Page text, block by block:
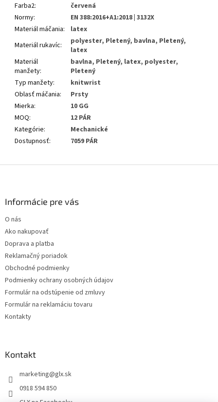
Farba2:
červená
Normy:
EN 388:2016+A1:2018 | 3132X
Materiál máčania:
latex
Materiál rukavíc:
polyester, Pletený, bavlna, Pletený,
latex
Materiál
manžety:
bavlna, Pletený, latex, polyester,
Pletený
Typ manžety:
knitwrist
Oblasť máčania:
Prsty
Mierka:
10 GG
MOQ:
12 PÁR
Kategórie:
Mechanické
Dostupnosť: 7059 PÁR
Informácie pre vás
O nás
Ako nakupovať
Doprava a platba
Reklamačný poriadok
Obchodné podmienky
Podmienky ochrany osobných údajov
Formulár na odstúpenie od zmluvy
Formulár na reklamáciu tovaru
Kontakty
Kontakt
marketing@glx.sk
0918 594 850